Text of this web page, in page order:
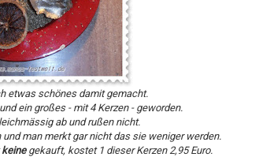
etwas schönes damit gemacht.
ein großes - mit 4 Kerzen - geworden.
ab und rußen nicht.
man merkt gar nicht das sie weniger werden.
keine gekauft, kostet 1 dieser Kerzen 2,95 Euro.